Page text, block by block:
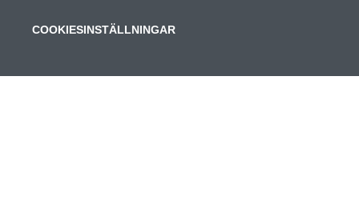
COOKIESINSTÄLLNINGAR